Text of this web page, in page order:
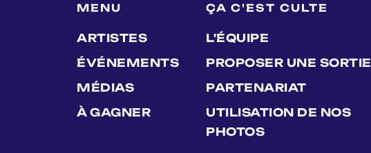
MENU
ARTISTES
ÉVÉNEMENTS
MÉDIAS
À GAGNER
ÇA C'EST CULTE
L'ÉQUIPE
PROPOSER UNE SORTIE
PARTENARIAT
UTILISATION DE NOS
PHOTOS